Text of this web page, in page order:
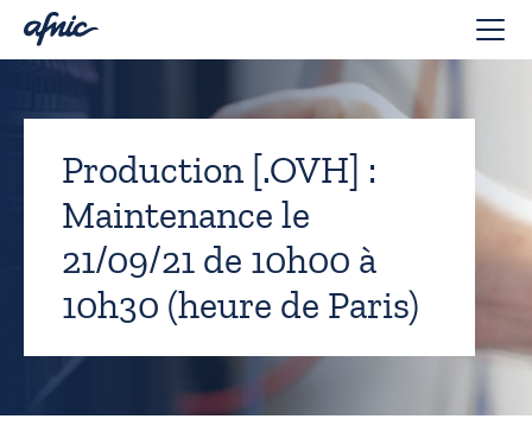
Production [.OVH] :
Maintenance le
21/09/21 de 10h00 à
10h30 (heure de Paris)
Panneau de gestion des cookies